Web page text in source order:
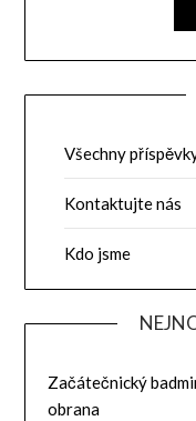
Všechny
Kontaktujte nás
Kdo jsme
Začátečnický
obrana